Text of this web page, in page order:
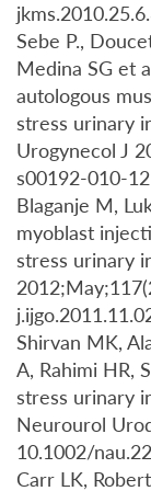
Sebe P.,
Medina SG et
autologous
stress urinary
Urogynecol J
s00192-010-
Blaganje M,
myoblast
stress urinary
Shirvan MK,
A, Rahimi HR,
stress urinary
Neurourol
10.1002/
Carr LK,